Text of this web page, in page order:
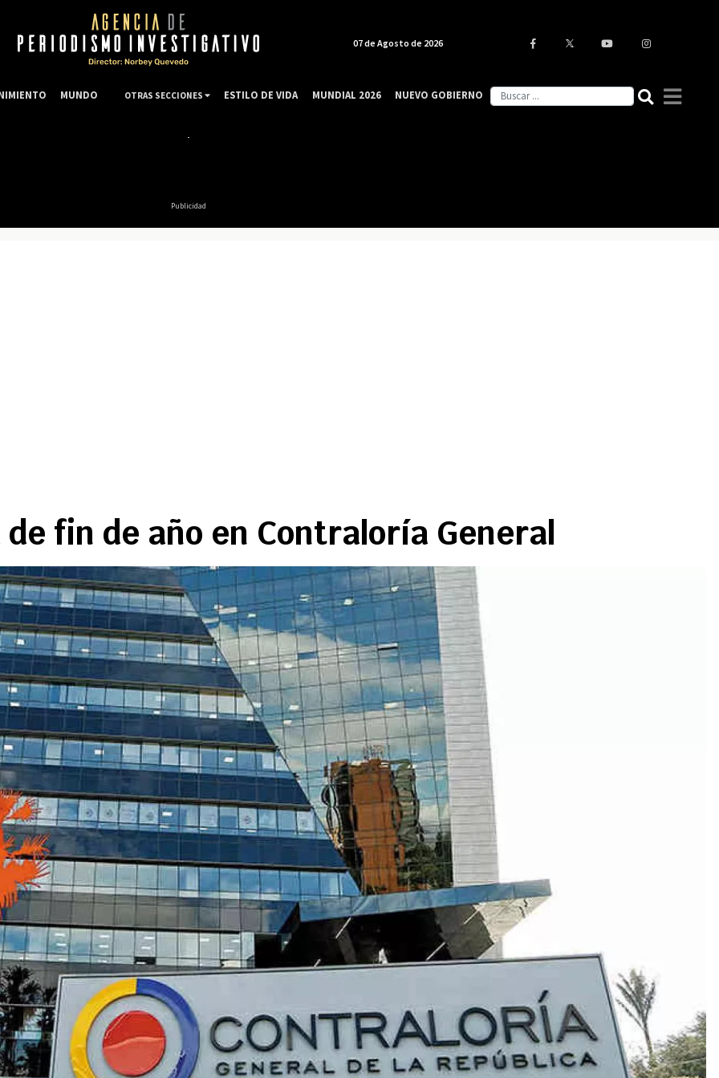
Publicidad
fin de año en Contraloría General
07 de Agosto de 2026
MUNDO OTRAS SECCIONES ESTILO DE VIDA MUNDIAL 2026 NUEVO GOBIERNO